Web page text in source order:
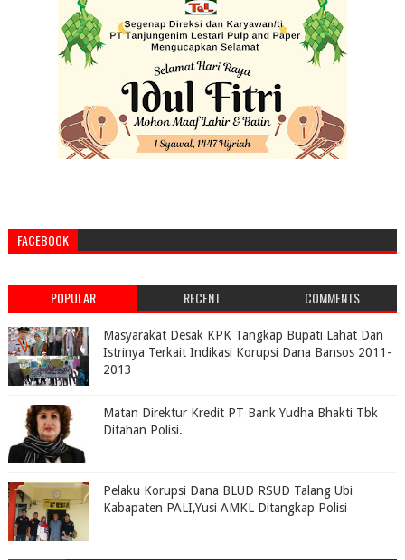
FACEBOOK
POPULAR RECENT COMMENTS
Masyarakat Desak KPK Tangkap Bupati Lahat Dan
Istrinya Terkait Indikasi Korupsi Dana Bansos 2011-
2013
Matan Direktur Kredit PT Bank Yudha Bhakti Tbk
Ditahan Polisi.
Pelaku Korupsi Dana BLUD RSUD Talang Ubi
Kabapaten PALI,Yusi AMKL Ditangkap Polisi